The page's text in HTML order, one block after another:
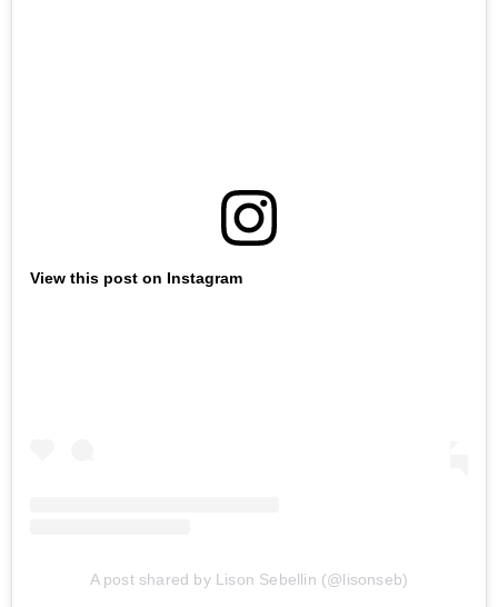
View this post on Instagram
A post shared by Lison Sebellin (@lisonseb)